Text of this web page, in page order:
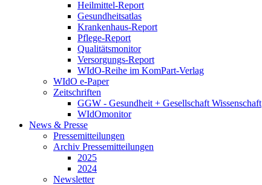
Heilmittel-Report
Gesundheitsatlas
Krankenhaus-Report
Pflege-Report
Qualitätsmonitor
Versorgungs-Report
WIdO-Reihe im KomPart-Verlag
WIdO e-Paper
Zeitschriften
GGW - Gesundheit + Gesellschaft Wissenschaft
WIdOmonitor
News & Presse
Pressemitteilungen
Archiv Pressemitteilungen
2025
2024
Newsletter